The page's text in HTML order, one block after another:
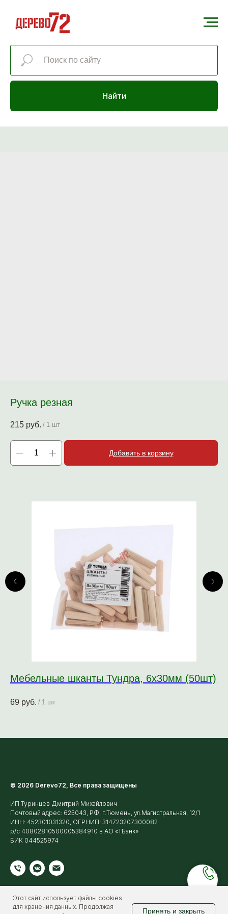
Найти
Ручка резная
215 руб. / 1 шт
Добавить в корзину
Мебельные шканты Тундра, 6х30мм (50шт)
69 руб. / 1 шт
© 2026 Derevo72, Все права защищены
ИП Туринцев Дмитрий Михайлович
Почтовый адрес: 625043, РФ, г.Тюмень, ул.Магистральная, 12/1
ИНН: 452301031320, ОГРНИП: 314723207300082
р/с 40802810500005384910 в АО «ТБанк»
БИК 044525974
Этот сайт использует файлы cookies
для хранения данных. Продолжая
Принять и закрыть